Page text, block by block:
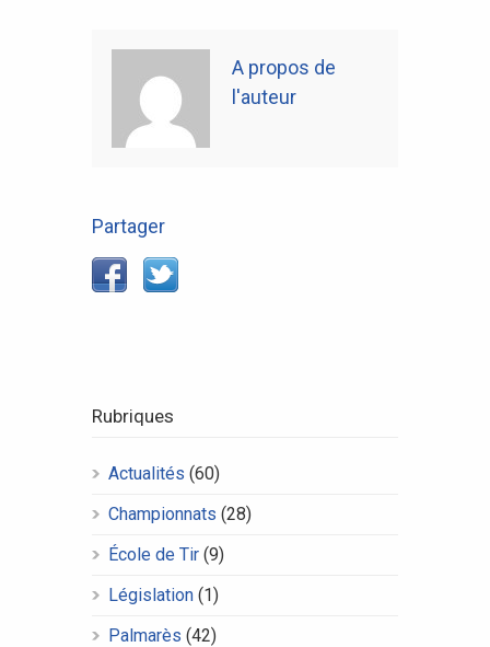
A propos de
l'auteur
Partager
Rubriques
Actualités (60)
Championnats (28)
École de Tir (9)
Législation (1)
Palmarès (42)